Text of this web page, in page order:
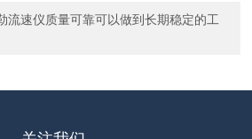
流速仪质量可靠可以做到长期稳定的工